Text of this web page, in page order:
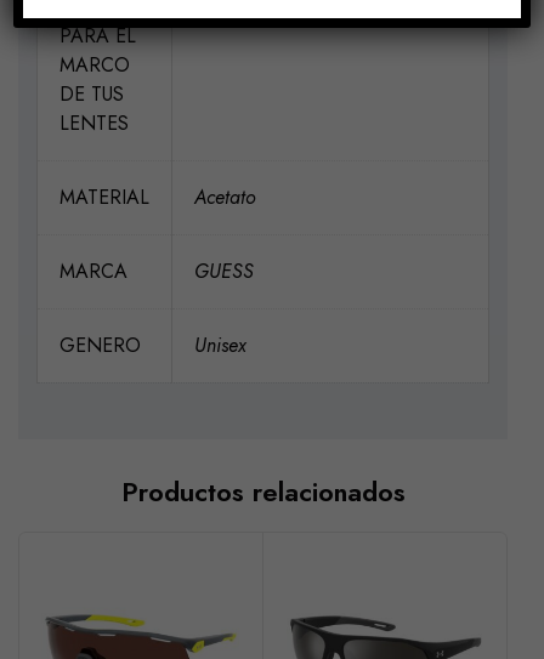
PARA EL
MARCO
DE TUS
LENTES
MATERIAL Acetato
MARCA GUESS
GENERO Unisex
Productos relacionados